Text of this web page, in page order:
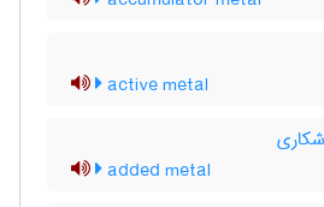
active metal
added metal